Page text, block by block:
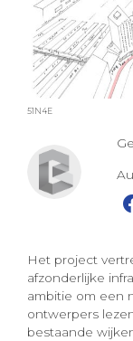
51N4E
Het project
afzonderlijke
ambitie om een
ontwerpers
bestaande